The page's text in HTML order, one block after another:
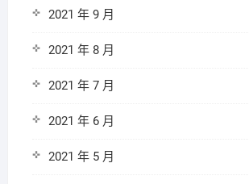
2021 年 9 月
2021 年 8 月
2021 年 7 月
2021 年 6 月
2021 年 5 月